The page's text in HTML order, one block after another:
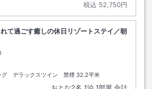
税込 52,750円
て過ごす癒しの休日リゾートステイ／朝
クアウト
グ デラックスツイン 禁煙 32.2平米